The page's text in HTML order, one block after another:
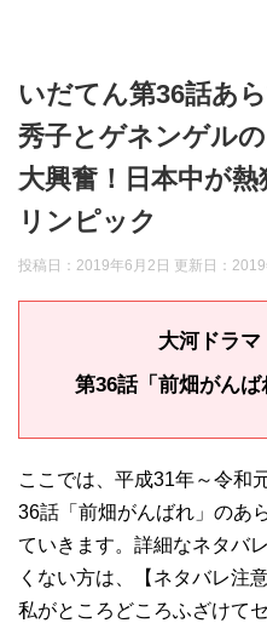
いだてん第36話あ
秀子とゲネンゲル
大興奮！日本中が
リンピック
投稿日：2019年6月2日 更新日： 2019
大河ドラ
第36話「前畑がんば
ここでは、平成31年～令和
36話「前畑がんばれ」のあ
ていきます。詳細なネタバ
くない方は、【ネタバレ注
私がところどころふざけて